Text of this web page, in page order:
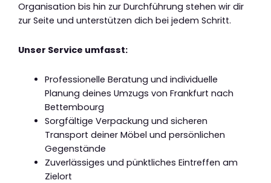
Organisation bis hin zur Durchführung stehen wir dir
zur Seite und unterstützen dich bei jedem Schritt.
Unser Service umfasst:
Professionelle Beratung und individuelle
Planung deines Umzugs von Frankfurt nach
Bettembourg
Sorgfältige Verpackung und sicheren
Transport deiner Möbel und persönlichen
Gegenstände
Zuverlässiges und pünktliches Eintreffen am
Zielort